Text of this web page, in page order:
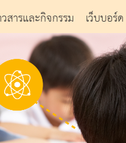
สารและกิจกรรม เว็บบอร์ด